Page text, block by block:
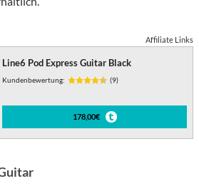
Affiliate Links
Line6 Pod Express Guitar Black
Kundenbewertung: (9)
178,00€